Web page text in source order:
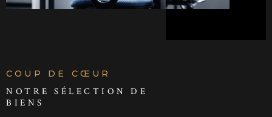
COUP DE CŒUR
NOTRE SÉLECTION DE
BIENS